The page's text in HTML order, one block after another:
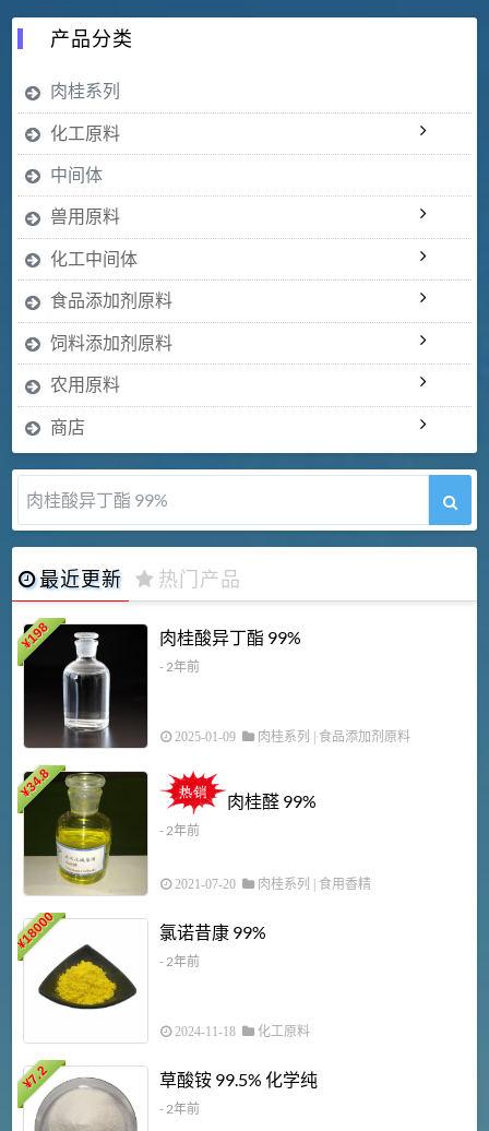
产品分类
肉桂系列
化工原料
中间体
兽用原料
化工中间体
食品添加剂原料
饲料添加剂原料
农用原料
商店
肉桂酸异丁酯 99%
最近更新 热门产品
¥
198 肉桂酸异丁酯 99%
- 2年前
2025-01-09 肉桂系列 食品添加剂原料
¥
34.8
肉桂醛 99%
- 2年前
2021-07-20 肉桂系列 食用香精
¥
18000 氯诺昔康 99%
- 2年前
2024-11-18 化工原料
¥
7.2 草酸铵 99.5% 化学纯
- 2年前